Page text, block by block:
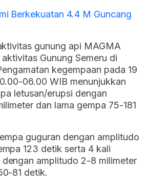
Berkekuatan 4.4 M Guncang
gunung api MAGMA
Gunung Semeru di
kegempaan pada 19
06.00 WIB menunjukkan
letusan/erupsi dengan
dan lama gempa 75-181
guguran dengan amplitudo
123 detik serta 4 kali
dengan amplitudo 2-8 milimeter
81 detik.